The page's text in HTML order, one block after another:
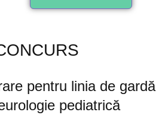
pentru linia de gardă
pediatrică